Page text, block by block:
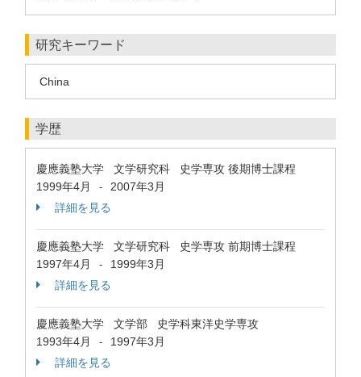
研究キーワード
China
学歴
慶應義塾大学 文学研究科 史学専攻 後期博士課程
1999年4月
-
2007年3月
詳細を見る
慶應義塾大学 文学研究科 史学専攻 前期博士課程
1997年4月
-
1999年3月
詳細を見る
慶應義塾大学 文学部 史学科東洋史学専攻
1993年4月
-
1997年3月
詳細を見る